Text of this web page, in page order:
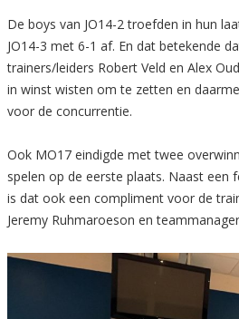
De boys van JO14-2 troefden in hun
JO14-3 met 6-1 af. En dat betekende
trainers/leiders Robert Veld en Alex
in winst wisten om te zetten en
voor de concurrentie.
Ook MO17 eindigde met twee
spelen op de eerste plaats. Naast een
is dat ook een compliment voor de
Jeremy Ruhmaroeson en